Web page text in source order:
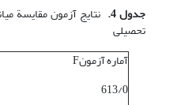
جدول 4.
تحصیلی
آماره آزمونF
613/0